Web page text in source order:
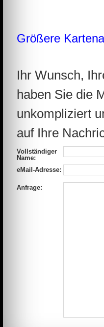
Größere
Ihr Wunsch,
haben Sie die
unkompliziert
auf Ihre
Vollständiger
Name:
eMail-Adresse:
Anfrage: